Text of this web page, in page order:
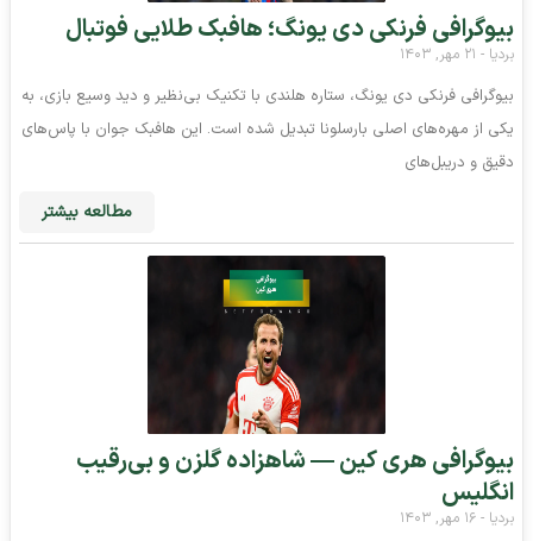
بیوگرافی فرنکی دی یونگ؛ هافبک طلایی فوتبال
بردیا
بیوگرافی فرنکی دی یونگ، ستاره هلندی با تکنیک بی‌نظیر و دید وسیع بازی، به
یکی از مهره‌های اصلی بارسلونا تبدیل شده است. این هافبک جوان با پاس‌های
دقیق و دریبل‌های
مطالعه بیشتر
بیوگرافی هری کین — شاهزاده گلزن و بی‌رقیب
انگلیس
بردیا